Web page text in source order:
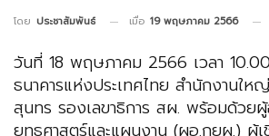
โดย ประชาสัมพันธ์ เมื่อ 19 พฤษภาคม 2566
วันที่ 18 พฤษภาคม 2566 เวลา
ธนาคารแห่งประเทศไทย สำนักงานใ
สุนทร รองเลขาธิการ สผ. พร้อมด้วย
ยุทธศาสตร์และแผนงาน (ผอ.กยผ.) ผู้เ